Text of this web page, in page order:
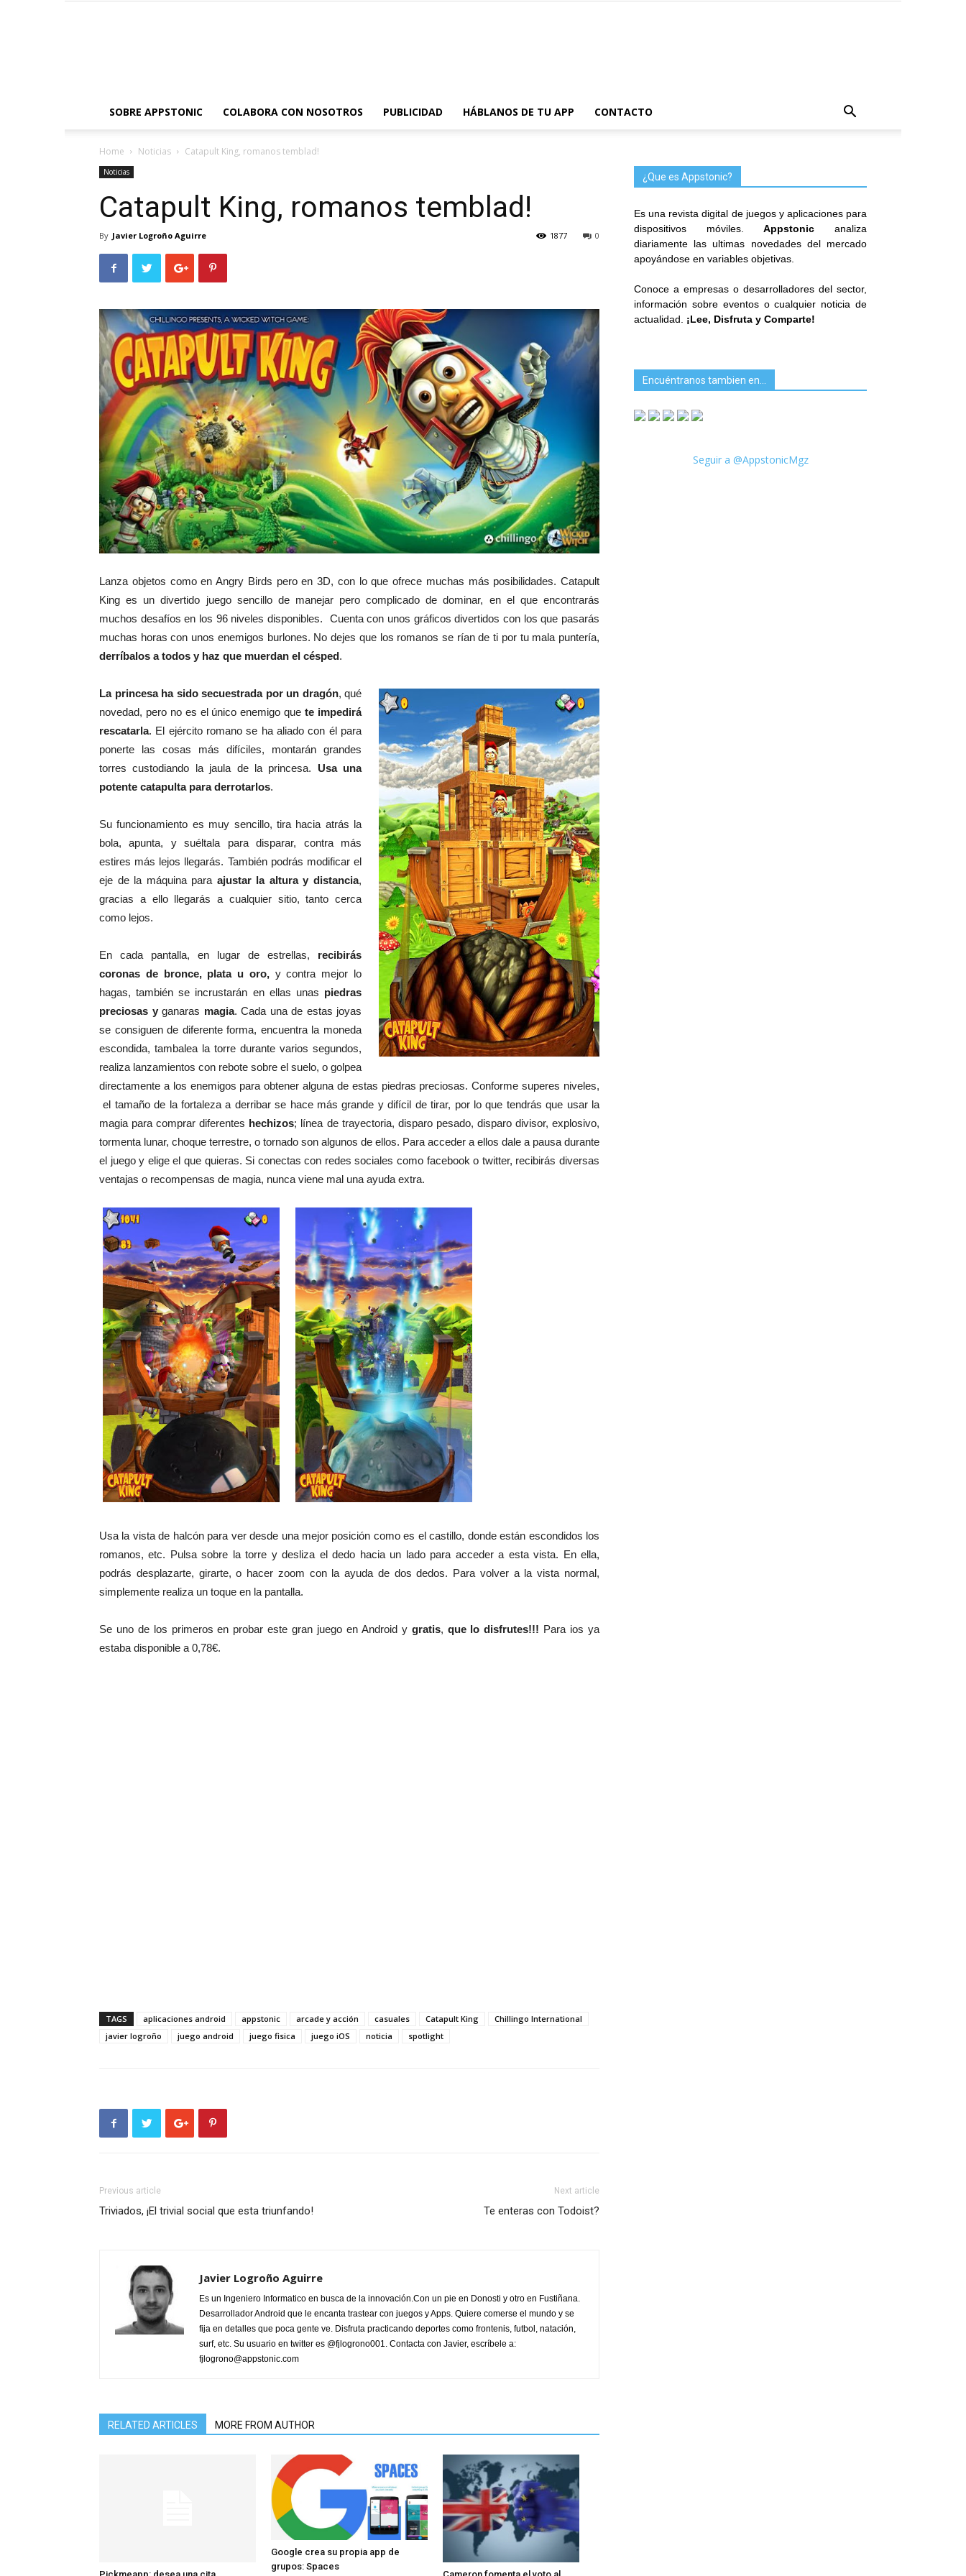
SOBRE APPSTONIC COLABORA CON NOSOTROS PUBLICIDAD HÁBLANOS DE TU APP CONTACTO
Home Noticias Catapult King, romanos temblad!
Noticias
Catapult King, romanos temblad!
By Javier Logroño Aguirre 0
1877
Lanza objetos como en Angry Birds pero en 3D, con lo que ofrece muchas más posibilidades. Catapult
King es un divertido juego sencillo de manejar pero complicado de dominar, en el que encontrarás
muchos desafíos en los 96 niveles disponibles. Cuenta con unos gráficos divertidos con los que pasarás
muchas horas con unos enemigos burlones. No dejes que los romanos se rían de ti por tu mala puntería,
derríbalos a todos y haz que muerdan el césped.
La princesa ha sido secuestrada por un dragón, qué
novedad, pero no es el único enemigo quete impedirá
rescatarla. El ejército romano se ha aliado con él para
ponerte las cosas más difíciles, montarán grandes
torres custodiando la jaula de la princesa. Usa una
potente catapulta para derrotarlos.
Su funcionamiento es muy sencillo, tira hacia atrás la
bola, apunta, y suéltala para disparar, contra más
estires más lejos llegarás. También podrás modificar el
eje de la máquina para ajustar la altura y distancia,
gracias a ello llegarás a cualquier sitio, tanto cerca
como lejos.
En cada pantalla, en lugar de estrellas, recibirás
coronas de bronce, plata u oro,y contra mejor lo
hagas, también se incrustarán en ellas unas piedras
preciosas yganaras magia. Cada una de estas joyas
se consiguen de diferente forma, encuentra la moneda
escondida, tambalea la torre durante varios segundos,
realiza lanzamientos con rebote sobre el suelo, o golpea
directamente a los enemigos para obtener alguna de estas piedras preciosas. Conforme superes niveles,
el tamaño de la fortaleza a derribar se hace más grande y difícil de tirar, por lo que tendrás que usar la
magia para comprar diferentes hechizos; línea de trayectoria, disparo pesado, disparo divisor, explosivo,
tormenta lunar, choque terrestre, o tornado son algunos de ellos. Para acceder a ellos dale a pausa durante
el juego y elige el que quieras. Si conectas con redes sociales como facebook o twitter, recibirás diversas
ventajas o recompensas de magia, nunca viene mal una ayuda extra.
Usa la vista de halcón para ver desde una mejor posición como es el castillo, donde están escondidos los
romanos, etc. Pulsa sobre la torre y desliza el dedo hacia un lado para acceder a esta vista. En ella,
podrás desplazarte, girarte, o hacer zoom con la ayuda de dos dedos. Para volver a la vista normal,
simplemente realiza un toque en la pantalla.
Se uno de los primeros en probar este gran juego en Android y gratis, que lo disfrutes!!! Para ios ya
estaba disponible a 0,78€.
TAGS aplicaciones android appstonic arcade y acción casuales Catapult King
Chillingo International
javier logroño
juego android juego fisica juego iOS noticia spotlight
Previous article
Triviados, ¡El trivial social que esta triunfando!
Next article
Te enteras con Todoist?
Javier Logroño Aguirre
Es un Ingeniero Informatico en busca de la innovación.Con un pie en Donosti y otro en Fustiñana.
Desarrollador Android que le encanta trastear con juegos y Apps. Quiere comerse el mundo y se
fija en detalles que poca gente ve. Disfruta practicando deportes como frontenis, futbol, natación,
surf, etc. Su usuario en twitter es @fjlogrono001. Contacta con Javier, escríbele a:
fjlogrono@appstonic.com
RELATED ARTICLES MORE FROM AUTHOR
Google crea su propia app de
grupos: Spaces
Cameron fomenta el voto al
¿Que es Appstonic?
Es una revista digital de juegos y aplicaciones para
dispositivos móviles.Appstonic analiza
diariamente las ultimas novedades del mercado
apoyándose en variables objetivas.
Conoce a empresas o desarrolladores del sector,
información sobre eventos o cualquier noticia de
actualidad. ¡Lee, Disfruta y Comparte!
Encuéntranos tambien en…
Seguir a @AppstonicMgz